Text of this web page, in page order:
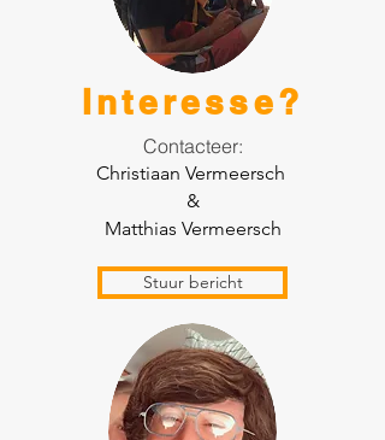
Interesse?
Contacteer:
Christiaan Vermeersch
&
Matthias Vermeersch
Stuur bericht